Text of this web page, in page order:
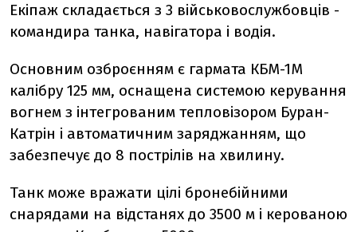
Екіпаж складається з 3 військовослужбовців -
командира танка, навігатора і водія.
Основним озброєнням є гармата КБМ-1М
калібру 125 мм, оснащена системою керування
вогнем з інтегрованим тепловізором Буран-
Катрін і автоматичним заряджанням, що
забезпечує до 8 пострілів на хвилину.
Танк може вражати цілі бронебійними
снарядами на відстанях до 3500 м і керованою